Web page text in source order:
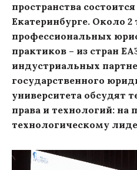
пространства
Екатеринбурге. Около 2
профессиональных
практиков – из стран
индустриальных
государственного
университета обсудят
права и технологий: на
технологическому